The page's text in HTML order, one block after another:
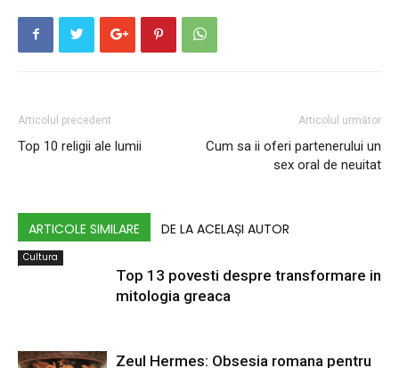
Articolul precedent
Top 10 religii ale lumii
Articolul următor
Cum sa ii oferi partenerului un
sex oral de neuitat
ARTICOLE SIMILARE DE LA ACELAȘI AUTOR
Cultura
Top 13 povesti despre transformare in
mitologia greaca
Zeul Hermes: Obsesia romana pentru